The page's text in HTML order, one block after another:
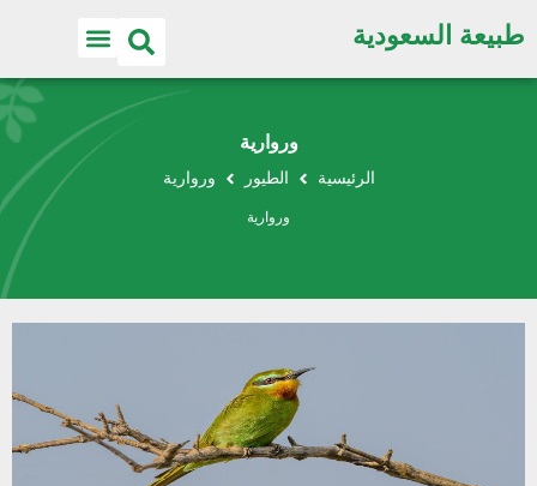
طبيعة السعودية
وروارية
الرئيسية الطيور وروارية
وروارية